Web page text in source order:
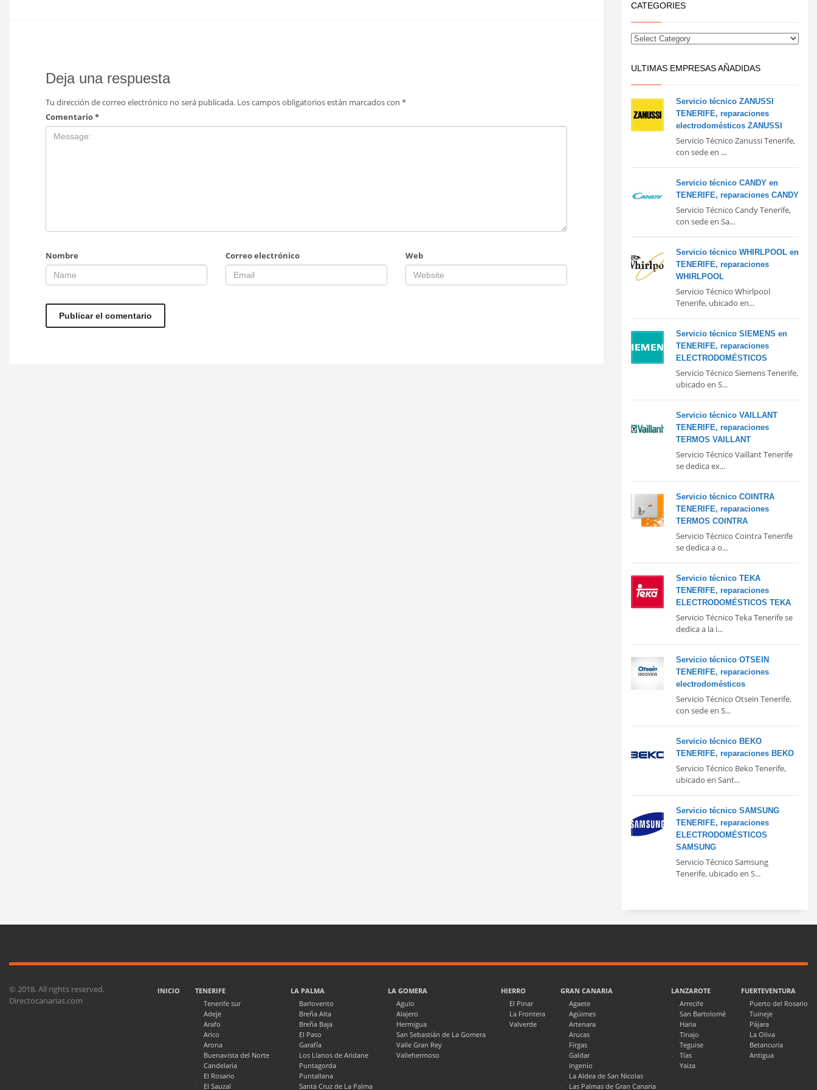
Deja una respuesta
Tu dirección de correo electrónico no será publicada. Los campos obligatorios están marcados con *
Comentario*
Nombre Correo electrónico Web
CATEGORIES
ULTIMAS EMPRESAS AÑADIDAS
Servicio técnico ZANUSSI
TENERIFE, reparaciones
electrodomésticos ZANUSSI
Servicio Técnico Zanussi Tenerife,
con sede en ...
Servicio técnico CANDY en
TENERIFE, reparaciones CANDY
Servicio Técnico Candy Tenerife,
con sede en Sa...
Servicio técnico WHIRLPOOL en
TENERIFE, reparaciones
WHIRLPOOL
Servicio Técnico Whirlpool
Tenerife, ubicado en...
Servicio técnico SIEMENS en
TENERIFE, reparaciones
ELECTRODOMÉSTICOS
Servicio Técnico Siemens Tenerife,
ubicado en S...
Servicio técnico VAILLANT
TENERIFE, reparaciones
TERMOS VAILLANT
Servicio Técnico Vaillant Tenerife
se dedica ex...
Servicio técnico COINTRA
TENERIFE, reparaciones
TERMOS COINTRA
Servicio Técnico Cointra Tenerife
se dedica a o...
Servicio técnico TEKA
TENERIFE, reparaciones
ELECTRODOMÉSTICOS TEKA
Servicio Técnico Teka Tenerife se
dedica a la i...
Servicio técnico OTSEIN
TENERIFE, reparaciones
electrodomésticos
Servicio Técnico Otsein Tenerife,
con sede en S...
Servicio técnico BEKO
TENERIFE, reparaciones BEKO
Servicio Técnico Beko Tenerife,
ubicado en Sant...
Servicio técnico SAMSUNG
TENERIFE, reparaciones
ELECTRODOMÉSTICOS
SAMSUNG
Servicio Técnico Samsung
Tenerife, ubicado en S...
INICIO
TENERIFE
Tenerife sur
Adeje
Arafo
Arico
Arona
Buenavista del Norte
Candelaria
El Rosario
El Sauzal
LA PALMA
Barlovento
Breña Alta
Breña Baja
El Paso
Garafía
Los Llanos de Aridane
Puntagorda
Puntallana
Santa Cruz de La Palma
LA GOMERA
Agulo
Alajero
Hermigua
San Sebastián de La Gomera
Valle Gran Rey
Vallehermoso
HIERRO
El Pinar
La Frontera
Valverde
GRAN CANARIA
Agaete
Agüimes
Artenara
Arucas
Firgas
Galdar
Ingenio
La Aldea de San Nicolas
Las Palmas de Gran Canaria
LANZAROTE
Arrecife
San Bartolomé
Haria
Tinajo
Teguise
Tías
Yaiza
FUERTEVENTURA
Puerto del Rosario
Tuineje
Pájara
La Oliva
Betancuria
Antigua
© 2018. All rights reserved.
Directocanarias.com